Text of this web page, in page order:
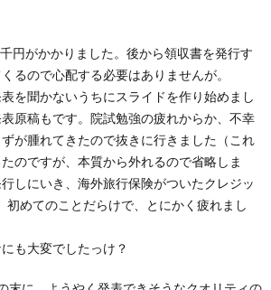
円がかかりました。後から領収書を発行す
るので心配する必要はありませんが。
を聞かないうちにスライドを作り始めまし
原稿もです。院試勉強の疲れからか、不幸
が腫れてきたので抜きに行きました（これ
のですが、本質から外れるので省略しま
しにいき、海外旅行保険がついたクレジッ
初めてのことだらけで、とにかく疲れまし
も大変でしたっけ？